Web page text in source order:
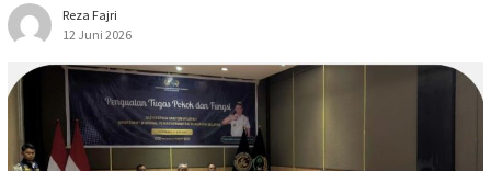
Reza Fajri
12 Juni 2026